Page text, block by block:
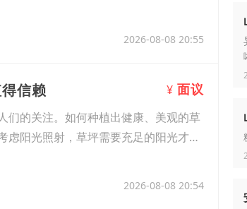
2026-08-08 20:55
信赖 ¥ 面议
们的关注。如何种植出健康、美观的草
阳光照射，草坪需要充足的阳光才能
2026-08-08 20:54